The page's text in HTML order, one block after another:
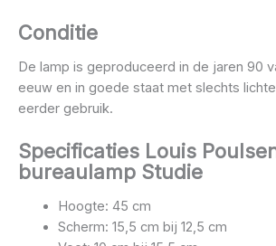
Conditie
De lamp is geproduceerd in de jaren 90
eeuw en in goede staat met slechts
eerder gebruik.
Specificaties Louis
bureaulamp Studie
Hoogte: 45 cm
Scherm: 15,5 cm bij 12,5 cm